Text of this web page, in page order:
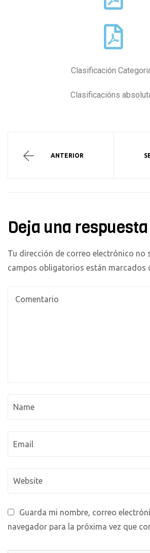
Clasificación
Clasificacións
ANTERIOR
Deja una respuesta
Tu dirección de correo electrónico no
campos obligatorios están marcados
Guarda mi nombre, correo
navegador para la próxima vez que